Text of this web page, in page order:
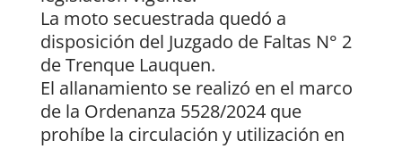
La moto secuestrada quedó a
disposición del Juzgado de Faltas N° 2
de Trenque Lauquen.
El allanamiento se realizó en el marco
de la Ordenanza 5528/2024 que
prohíbe la circulación y utilización en